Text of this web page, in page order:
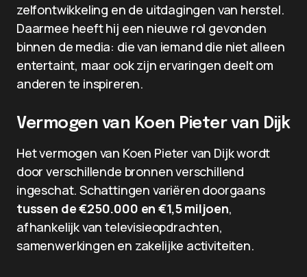
zelfontwikkeling en de uitdagingen van herstel.
Daarmee heeft hij een nieuwe rol gevonden
binnen de media: die van iemand die niet alleen
entertaint, maar ook zijn ervaringen deelt om
anderen te inspireren.
Vermogen van Koen Pieter van Dijk
Het vermogen van Koen Pieter van Dijk wordt
door verschillende bronnen verschillend
ingeschat. Schattingen variëren doorgaans
tussen de €250.000 en €1,5 miljoen,
afhankelijk van televisieopdrachten,
samenwerkingen en zakelijke activiteiten.